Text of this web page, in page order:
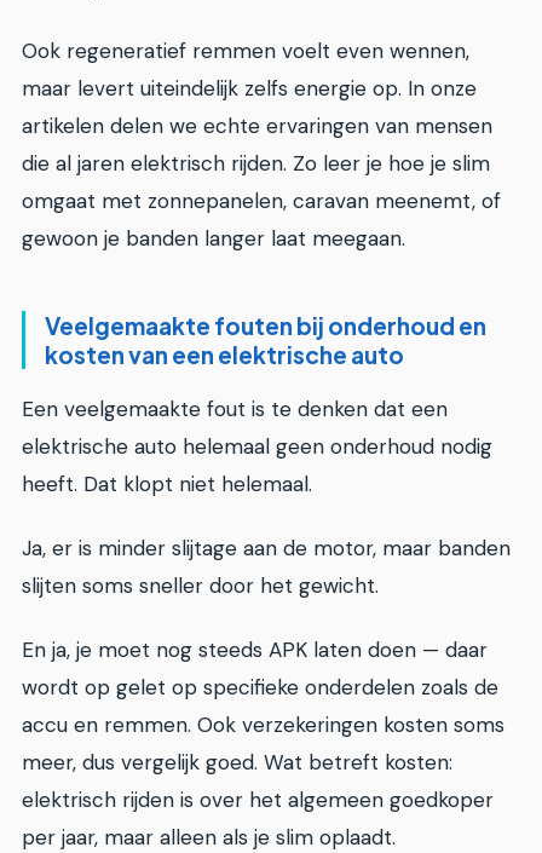
Ook regeneratief remmen voelt even wennen,
maar levert uiteindelijk zelfs energie op. In onze
artikelen delen we echte ervaringen van mensen
die al jaren elektrisch rijden. Zo leer je hoe je slim
omgaat met zonnepanelen, caravan meenemt, of
gewoon je banden langer laat meegaan.
Veelgemaakte fouten bij onderhoud en
kosten van een elektrische auto
Een veelgemaakte fout is te denken dat een
elektrische auto helemaal geen onderhoud nodig
heeft. Dat klopt niet helemaal.
Ja, er is minder slijtage aan de motor, maar banden
slijten soms sneller door het gewicht.
En ja, je moet nog steeds APK laten doen — daar
wordt op gelet op specifieke onderdelen zoals de
accu en remmen. Ook verzekeringen kosten soms
meer, dus vergelijk goed. Wat betreft kosten:
elektrisch rijden is over het algemeen goedkoper
per jaar, maar alleen als je slim oplaadt.